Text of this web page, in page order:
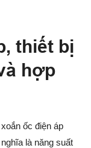
thiết bị
hợp
ốc điện áp
là năng suất